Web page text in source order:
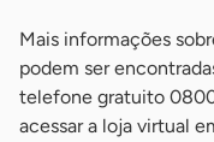
Mais informações
podem ser
telefone gratuito
acessar a loja virtual